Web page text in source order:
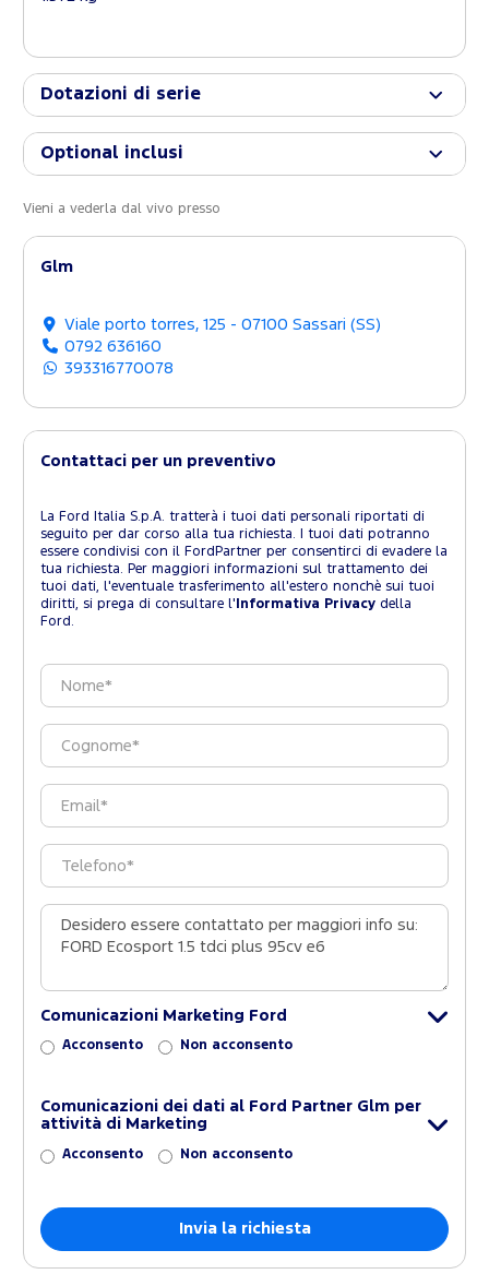
Dotazioni di serie
Optional inclusi
Vieni a vederla dal vivo presso
Glm
Viale porto torres, 125 - 07100 Sassari (SS)
0792 636160
393316770078
Contattaci per un preventivo
La Ford Italia S.p.A. tratterà i tuoi dati personali riportati di
seguito per dar corso alla tua richiesta. I tuoi dati potranno
essere condivisi con il FordPartner per consentirci di evadere la
tua richiesta. Per maggiori informazioni sul trattamento dei
tuoi dati, l'eventuale trasferimento all'estero nonchè sui tuoi
diritti, si prega di consultare l' Informativa Privacy della
Ford.
Comunicazioni Marketing Ford
Acconsento Non acconsento
Comunicazioni dei dati al Ford Partner Glm per
attività di Marketing
Acconsento Non acconsento